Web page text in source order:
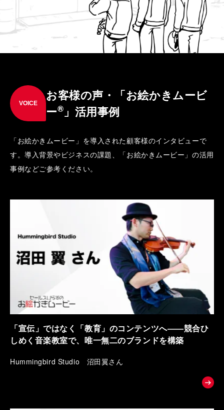
VOICE
お客様の声・「お絵かきムービ
ー® 」活用事例
「お絵かきムービー」を導入された顧客様のインタビューで
す。導入背景やビジネスの課題、「お絵かきムービー」の活用
事例などご参考ください。
「宣伝」ではなく「教育」のコンテンツへ――競合ひ
しめく音楽教室で、唯一無二のブランドを構築
Hummingbird Studio 沼田翼さん